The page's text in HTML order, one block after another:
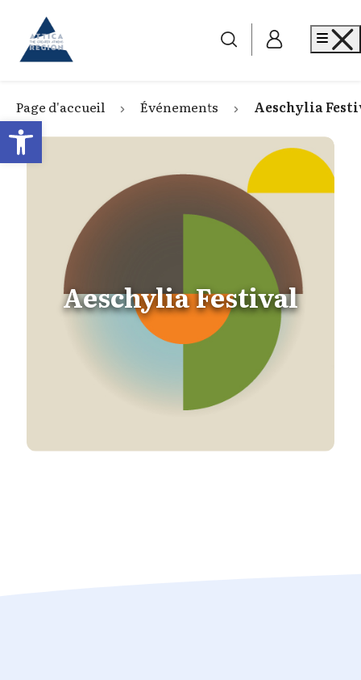
Open toolbar
Go to home
Page d'accueil Événements Aeschylia
Aeschylia Festival